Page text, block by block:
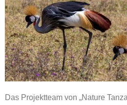
Das Projektteam von „Nature